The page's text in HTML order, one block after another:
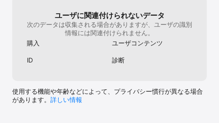
ユーザに関連付けられないデータ
次のデータは収集される場合がありますが、ユーザの識別
情報には関連付けられません。
購入
ユーザコンテンツ
ID 診断
使用する機能や年齢などによって、プライバシー慣行が異なる場合
があります。 詳しい情報